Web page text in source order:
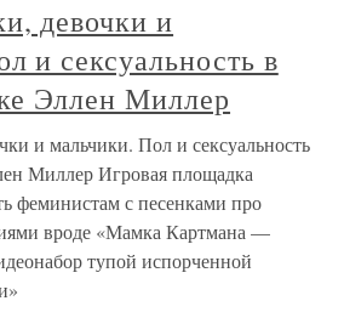
девочки и
и сексуальность в
Эллен Миллер
и мальчики. Пол и сексуальность
Миллер Игровая площадка
феминистам с песенками про
вроде «Мамка Картмана —
тупой испорченной